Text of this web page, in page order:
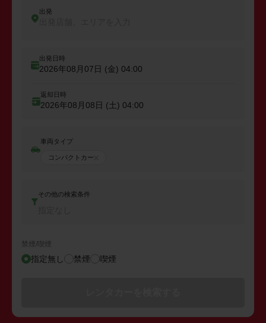
出発
出発日時
2026年08月07日 (金) 04:00
返却日時
2026年08月08日 (土) 04:00
車両タイプ
コンパクトカー
その他の検索条件
禁煙/喫煙
指定無し 禁煙 喫煙